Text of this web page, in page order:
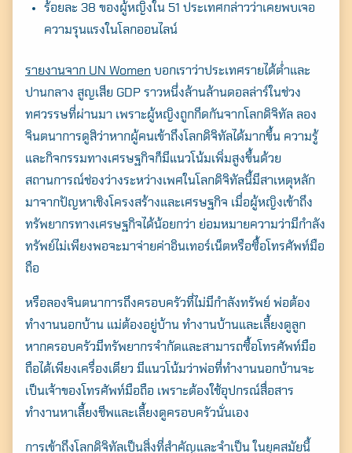
ร้อยละ 38 ของผู้หญิงใน 51 ประเทศกล่าวว่าเคยพบเจอ
ความรุนแรงในโลกออนไลน์
รายงานจาก UN Women บอกเราว่าประเทศรายได้ต่ำและ
ปานกลาง สูญเสีย GDP ราวหนึ่งล้านล้านดอลล่าร์ในช่วง
ทศวรรษที่ผ่านมา เพราะผู้หญิงถูกกีดกันจากโลกดิจิทัล ลอง
จินตนาการดูสิว่าหากผู้คนเข้าถึงโลกดิจิทัลได้มากขึ้น ความรู้
และกิจกรรมทางเศรษฐกิจก็มีแนวโน้มเพิ่มสูงขึ้นด้วย
สถานการณ์ช่องว่างระหว่างเพศในโลกดิจิทัลนี้มีสาเหตุหลัก
มาจากปัญหาเชิงโครงสร้างและเศรษฐกิจ เมื่อผู้หญิงเข้าถึง
ทรัพยากรทางเศรษฐกิจได้น้อยกว่า ย่อมหมายความว่ามีกำลัง
ทรัพย์ไม่เพียงพอจะมาจ่ายค่าอินเทอร์เน็ตหรือซื้อโทรศัพท์มือ
ถือ
หรือลองจินตนาการถึงครอบครัวที่ไม่มีกำลังทรัพย์ พ่อต้อง
ทำงานนอกบ้าน แม่ต้องอยู่บ้าน ทำงานบ้านและเลี้ยงดูลูก
หากครอบครัวมีทรัพยากรจำกัดและสามารถซื้อโทรศัพท์มือ
ถือได้เพียงเครื่องเดียว มีแนวโน้มว่าพ่อที่ทำงานนอกบ้านจะ
เป็นเจ้าของโทรศัพท์มือถือ เพราะต้องใช้อุปกรณ์สื่อสาร
ทำงานหาเลี้ยงชีพและเลี้ยงดูครอบครัวนั่นเอง
การเข้าถึงโลกดิจิทัลเป็นสิ่งที่สำคัญและจำเป็น ในยุคสมัยนี้